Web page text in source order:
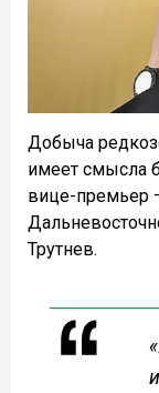
Добыча
имеет смысла
вице-премьер
Трутнев.